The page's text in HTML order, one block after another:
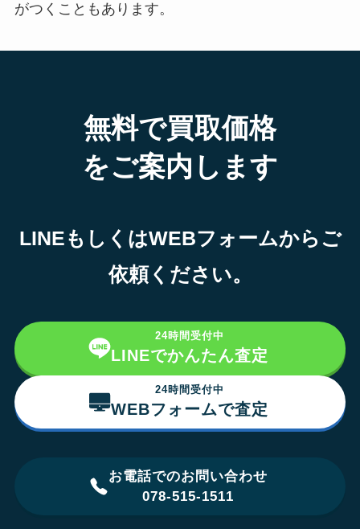
がつくこともあります。
無料で買取価格
をご案内します
LINEもしくはWEBフォームからご
依頼ください。
24時間受付中
LINEでかんたん査定
24時間受付中
WEBフォームで査定
お電話でのお問い合わせ
078-515-1511